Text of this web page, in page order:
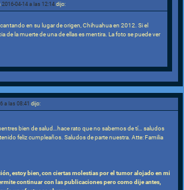
2016-04-14 a las 12:14 dijo:
en su lugar de origen, Chihuahua en 2012. Si el
de la muerte de una de ellas es mentira. La foto se puede ver
a las 08:41 dijo:
bien de salud…hace rato que no sabemos de tí… saludos
feliz cumpleaños. Saludos de parte nuestra. Atte: Familia
estoy bien, con ciertas molestias por el tumor alojado en mi
continuar con las publicaciones pero como dije antes,